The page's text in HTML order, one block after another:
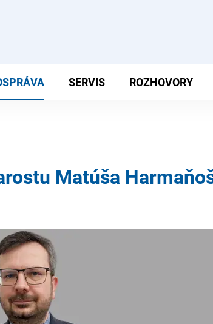
SERVIS ROZHOVORY
Matúša